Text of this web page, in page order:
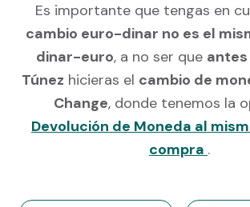
Es importante que tengas en
cambio euro-dinar no es el
dinar-euro, a no ser que antes
Túnez hicieras el cambio de
Change, donde tenemos la
Devolución de Moneda al
compra .